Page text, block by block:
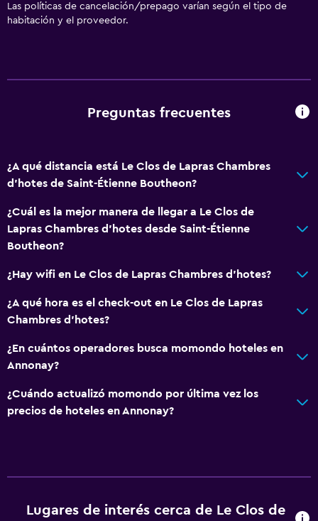
Las políticas de cancelación/prepago varían según el tipo de
habitación y el proveedor.
Preguntas frecuentes
¿A qué distancia está Le Clos de Lapras Chambres
d'hotes de Saint-Étienne Boutheon?
¿Cuál es la mejor manera de llegar a Le Clos de
Lapras Chambres d'hotes desde Saint-Étienne
Boutheon?
¿Hay wifi en Le Clos de Lapras Chambres d'hotes?
¿A qué hora es el check-out en Le Clos de Lapras
Chambres d'hotes?
¿En cuántos operadores busca momondo hoteles en
Annonay?
¿Cuándo actualizó momondo por última vez los
precios de hoteles en Annonay?
Lugares de interés cerca de Le Clos de